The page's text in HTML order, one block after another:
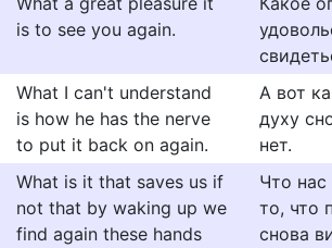
is to see you again.
What I can't understand
is how he has the nerve
to put it back on again.
А вот
духу
нет.
What is it that saves us if
not that by waking up we
find again these hands
Что нас
то, что
снова